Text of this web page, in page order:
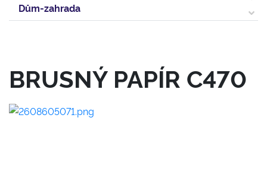
Dům-zahrada
BRUSNÝ PAPÍR C470